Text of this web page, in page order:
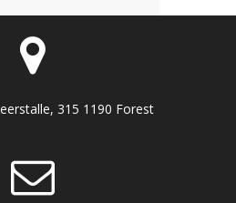
315 1190 Forest